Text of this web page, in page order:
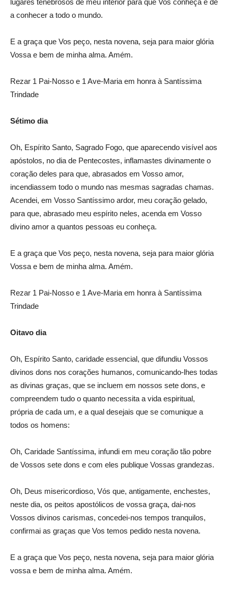
a conhecer a todo o mundo.
E a graça que Vos peço, nesta novena, seja para maior glória
Vossa e bem de minha alma. Amém.
Rezar 1 Pai-Nosso e 1 Ave-Maria em honra à Santíssima
Trindade
Sétimo dia
Oh, Espírito Santo, Sagrado Fogo, que aparecendo visível aos
apóstolos, no dia de Pentecostes, inflamastes divinamente o
coração deles para que, abrasados em Vosso amor,
incendiassem todo o mundo nas mesmas sagradas chamas.
Acendei, em Vosso Santíssimo ardor, meu coração gelado,
para que, abrasado meu espírito neles, acenda em Vosso
divino amor a quantos pessoas eu conheça.
E a graça que Vos peço, nesta novena, seja para maior glória
Vossa e bem de minha alma. Amém.
Rezar 1 Pai-Nosso e 1 Ave-Maria em honra à Santíssima
Trindade
Oitavo dia
Oh, Espírito Santo, caridade essencial, que difundiu Vossos
divinos dons nos corações humanos, comunicando-lhes todas
as divinas graças, que se incluem em nossos sete dons, e
compreendem tudo o quanto necessita a vida espiritual,
própria de cada um, e a qual desejais que se comunique a
todos os homens:
Oh, Caridade Santíssima, infundi em meu coração tão pobre
de Vossos sete dons e com eles publique Vossas grandezas.
Oh, Deus misericordioso, Vós que, antigamente, enchestes,
neste dia, os peitos apostólicos de vossa graça, dai-nos
Vossos divinos carismas, concedei-nos tempos tranquilos,
confirmai as graças que Vos temos pedido nesta novena.
E a graça que Vos peço, nesta novena, seja para maior glória
vossa e bem de minha alma. Amém.